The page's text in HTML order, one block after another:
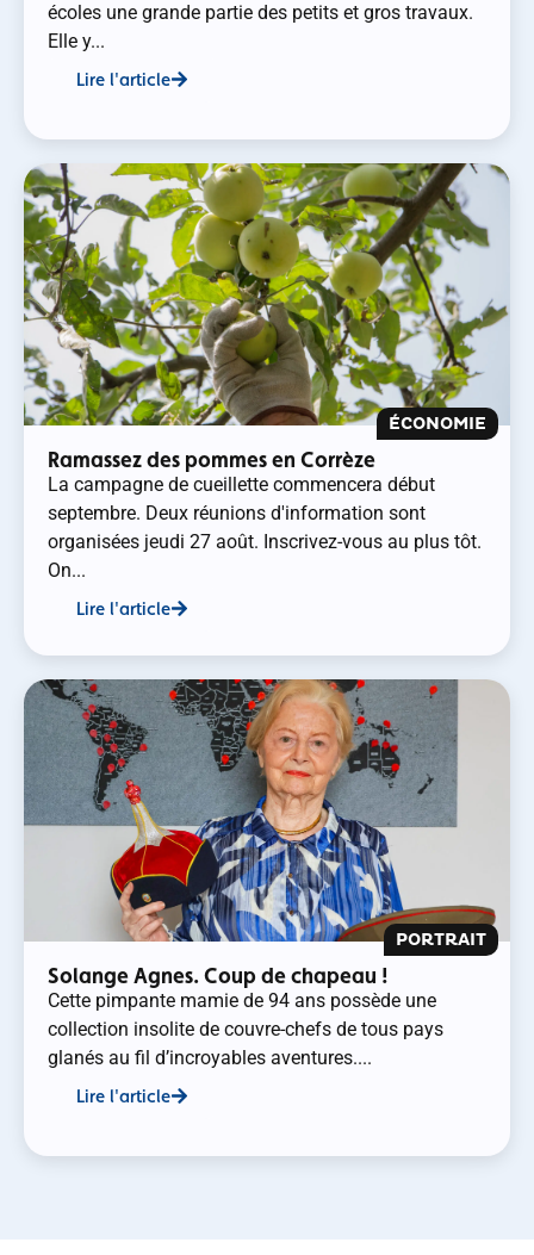
écoles une grande partie des petits et gros travaux.
Elle y...
Lire l'article
ÉCONOMIE
Ramassez des pommes en Corrèze
La campagne de cueillette commencera début
septembre. Deux réunions d'information sont
organisées jeudi 27 août. Inscrivez-vous au plus tôt.
On...
Lire l'article
PORTRAIT
Solange Agnes. Coup de chapeau !
Cette pimpante mamie de 94 ans possède une
collection insolite de couvre-chefs de tous pays
glanés au fil d’incroyables aventures....
Lire l'article